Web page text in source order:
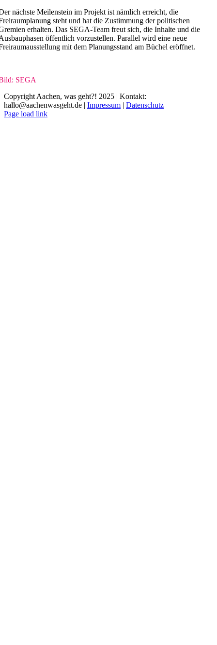
nächste Meilenstein im Projekt ist nämlich erreicht, die
steht und hat die Zustimmung der politischen
erhalten. Das SEGA-Team freut sich, die Inhalte und die
öffentlich vorzustellen. Parallel wird eine neue
mit dem Planungsstand am Büchel eröffnet.
SEGA
Copyright Aachen, was geht?! 2025 | Kontakt:
hallo@aachenwasgeht.de | Impressum | Datenschutz
Instagram
LinkedIn
Tiktok
YouTube
Page load link